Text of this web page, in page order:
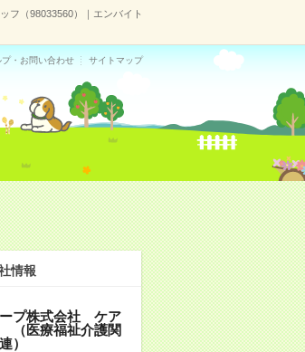
フ（98033560）｜エンバイト
プ・お問い合わせ サイトマップ
情報
プ株式会社 ケア
（医療福祉介護関
連）